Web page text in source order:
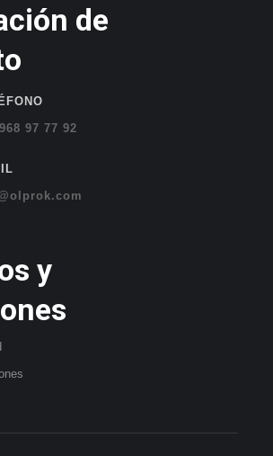
de
97 77 92
y